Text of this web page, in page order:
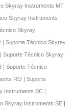
Skyray Instruments MT
Skyray Instruments
Skyray
| Suporte Técnico Skyray
Suporte Técnico Skyray
| Suporte Técnico
RO | Suporte
Instruments SC |
Skyray Instruments SE |